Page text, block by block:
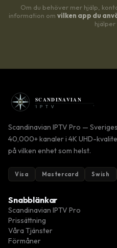
Om du behöver mer hjälp,
information om vilken app du
hjälper
Scandinavian IPTV Pro —
40,000+ kanaler i 4K UHD-
på vilken enhet som helst.
Visa Mastercard Swish
Snabblänkar
Scandinavian IPTV Pro
Prissättning
Våra Tjänster
Förmåner